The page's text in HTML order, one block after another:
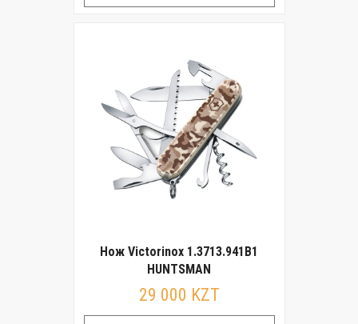
Нож Victorinox 1.3713.941B1
HUNTSMAN
29 000 KZT